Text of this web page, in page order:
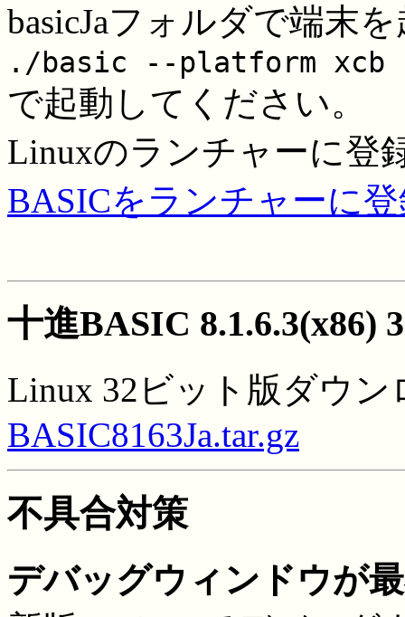
basicJaフォルダで端末
./basic --platform xcb
で起動してください。
Linuxのランチャーに登
BASICをランチャーに
十進BASIC 8.1.6.3(x86)
Linux 32ビット版ダウン
BASIC8163Ja.tar.gz
不具合対策
デバッグウィンドウが